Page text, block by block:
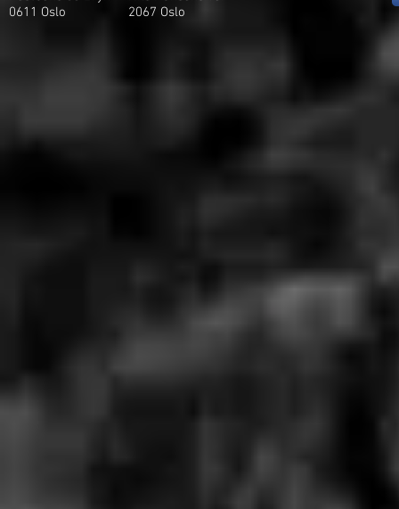
0611 Oslo
2067 Oslo